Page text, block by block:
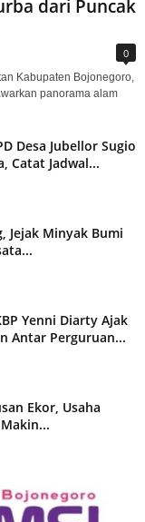
dari Puncak
0
Kabupaten Bojonegoro,
panorama alam
Desa Jubellor Sugio
Catat Jadwal...
Jejak Minyak Bumi
Yenni Diarty Ajak
Antar Perguruan...
Ekor, Usaha